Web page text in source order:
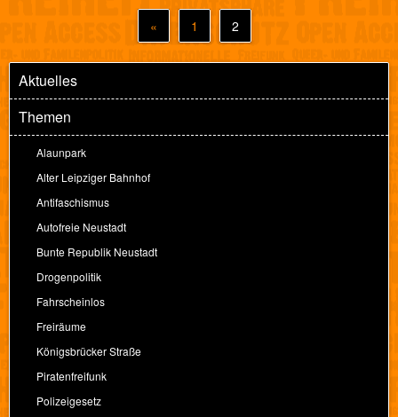
« 1 2
Aktuelles
Themen
Alaunpark
Alter Leipziger Bahnhof
Antifaschismus
Autofreie Neustadt
Bunte Republik Neustadt
Drogenpolitik
Fahrscheinlos
Freiräume
Königsbrücker Straße
Piratenfreifunk
Polizeigesetz